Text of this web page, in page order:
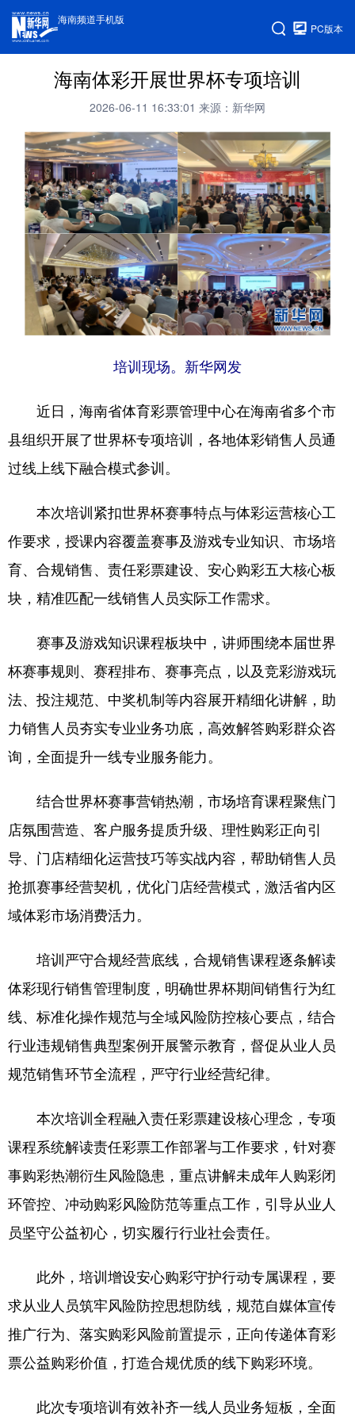
海南频道手机版
PC版本
海南体彩开展世界杯专项培训
2026-06-11 16:33:01 来源：新华网
培训现场。新华网发
近日，海南省体育彩票管理中心在海南省多个市
县组织开展了世界杯专项培训，各地体彩销售人员通
过线上线下融合模式参训。
本次培训紧扣世界杯赛事特点与体彩运营核心工
作要求，授课内容覆盖赛事及游戏专业知识、市场培
育、合规销售、责任彩票建设、安心购彩五大核心板
块，精准匹配一线销售人员实际工作需求。
赛事及游戏知识课程板块中，讲师围绕本届世界
杯赛事规则、赛程排布、赛事亮点，以及竞彩游戏玩
法、投注规范、中奖机制等内容展开精细化讲解，助
力销售人员夯实专业业务功底，高效解答购彩群众咨
询，全面提升一线专业服务能力。
结合世界杯赛事营销热潮，市场培育课程聚焦门
店氛围营造、客户服务提质升级、理性购彩正向引
导、门店精细化运营技巧等实战内容，帮助销售人员
抢抓赛事经营契机，优化门店经营模式，激活省内区
域体彩市场消费活力。
培训严守合规经营底线，合规销售课程逐条解读
体彩现行销售管理制度，明确世界杯期间销售行为红
线、标准化操作规范与全域风险防控核心要点，结合
行业违规销售典型案例开展警示教育，督促从业人员
规范销售环节全流程，严守行业经营纪律。
本次培训全程融入责任彩票建设核心理念，专项
课程系统解读责任彩票工作部署与工作要求，针对赛
事购彩热潮衍生风险隐患，重点讲解未成年人购彩闭
环管控、冲动购彩风险防范等重点工作，引导从业人
员坚守公益初心，切实履行行业社会责任。
此外，培训增设安心购彩守护行动专属课程，要
求从业人员筑牢风险防控思想防线，规范自媒体宣传
推广行为、落实购彩风险前置提示，正向传递体育彩
票公益购彩价值，打造合规优质的线下购彩环境。
此次专项培训有效补齐一线人员业务短板，全面